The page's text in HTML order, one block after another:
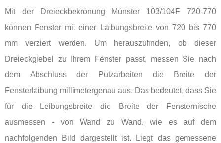
Mit der Dreieckbekrönung Münster 103/104F 720-770
können Fenster mit einer Laibungsbreite von 720 bis 770
mm verziert werden. Um herauszufinden, ob dieser
Dreieckgiebel zu Ihrem Fenster passt, messen Sie nach
dem Abschluss der Putzarbeiten die Breite der
Fensterlaibung millimetergenau aus. Das bedeutet, dass Sie
für die Leibungsbreite die Breite der Fensternische
ausmessen - von Wand zu Wand, wie es auf dem
nachfolgenden Bild dargestellt ist. Liegt das gemessene